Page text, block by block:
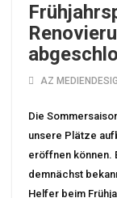
AZ
Die
unsere Plätze
eröffnen können.
demnächst
Helfer beim